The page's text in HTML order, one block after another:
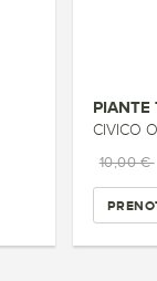
PIANTE
CIVICO
10,00 €